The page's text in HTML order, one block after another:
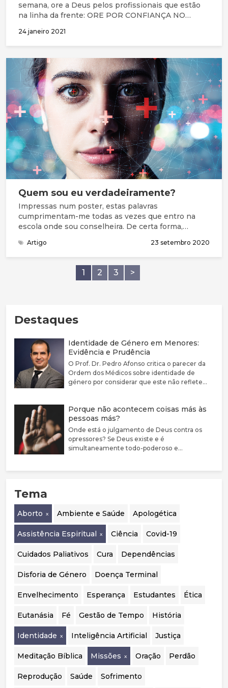
semana, ore a Deus pelos profissionais que estão
na linha da frente: ORE POR CONFIANÇA NO
todos os dias com fé e não com medo. Ore para que
confiem na soberania de Deus, no Seu amor firme e
autor e aperfeiçoador da sua fé (Hebreus 12:2);
24 janeiro 2021
Quem sou eu verdadeiramente?
Impressas num poster, estas palavras
cumprimentam-me todas as vezes que entro na
escola onde sou conselheira. De certa forma,
várias formas e, é claro, devemos sempre escolher a
gentileza. Mas esta declaração tem a suposição
filosófica de que não escolhemos apenas agir como
queremos, mas de que podemos escolher ser o que
Artigo 23 setembro 2020
1 2 3 >
Destaques
Identidade de Género em Menores:
Evidência e Prudência
O Prof. Dr. Pedro Afonso critica o parecer da
Ordem dos Médicos sobre identidade de
género por considerar que este não reflete
Defende que a disforia de género deve ser
encarada como uma condição médica
associada a sofrimento e sublinha a elevada
prevalência de comorbilidades psiquiátricas
nestes jovens. Argumenta que a evidência
o acompanhamento psicológico. Por fim,
considera essencial realizar uma auditoria
avaliar a segurança, eficácia e qualidade das
Porque não acontecem coisas más às
pessoas más?
Onde está o julgamento de Deus contra os
opressores? Se Deus existe e é
simultaneamente todo-poderoso e
Tema
Aborto Ambiente e Saúde Apologética
Assistência Espiritual Ciência Covid-19
Cuidados Paliativos Cura Dependências
Disforia de Género Doença Terminal
Envelhecimento Esperança Estudantes Ética
Eutanásia Fé Gestão de Tempo História
Identidade Inteligência Artificial Justiça
Meditação Bíblica Missões Oração Perdão
Reprodução Saúde Sofrimento